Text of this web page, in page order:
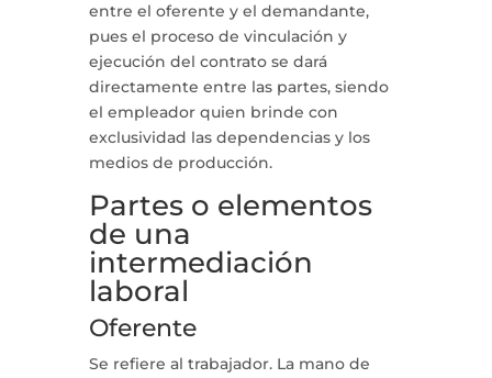
entre el oferente y el demandante,
pues el proceso de vinculación y
ejecución del contrato se dará
directamente entre las partes, siendo
el empleador quien brinde con
exclusividad las dependencias y los
medios de producción.
Partes o elementos
de una
intermediación
laboral
Oferente
Se refiere al trabajador. La mano de